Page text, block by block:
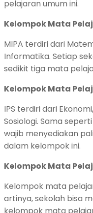
pelajaran umum ini.
Kelompok Mata
MIPA terdiri dari
Informatika. Setiap
sedikit tiga mata
Kelompok Mata
IPS terdiri dari
Sosiologi. Sama
wajib menyediakan
dalam kelompok ini.
Kelompok Mata
Kelompok mata
artinya, sekolah bisa
kelompok mata